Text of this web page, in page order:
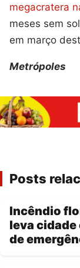
megacratera
meses sem
em março
Metrópoles
Posts
Incêndio
leva
de